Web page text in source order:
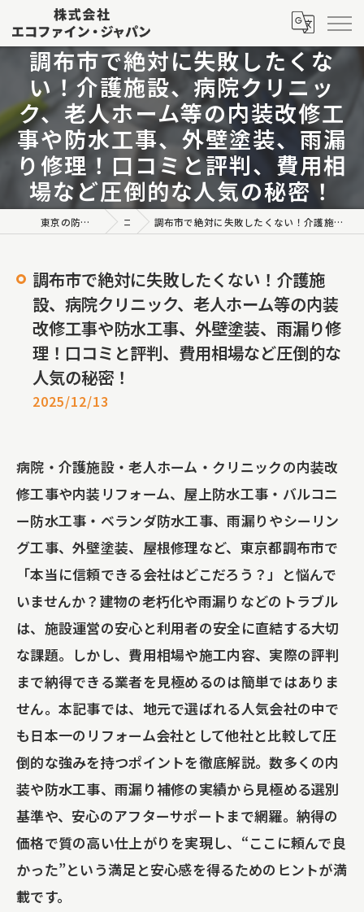
調布市で絶対に失敗したくな
い！介護施設、病院クリニッ
ク、老人ホーム等の内装改修工
事や防水工事、外壁塗装、雨漏
り修理！口コミと評判、費用相
場など圧倒的な人気の秘密！
東京の防水工事なら株式会社エコファイン・ジャパン コラム 調布市で絶対に失敗したくない！介護施設、病院クリニック、老人ホーム等の内装改修工事や防水工事、外壁塗装、雨漏り修理！口コミと評判、費用相場など圧倒的な人気の秘密！
調布市で絶対に失敗したくない！介護施
設、病院クリニック、老人ホーム等の内装
改修工事や防水工事、外壁塗装、雨漏り修
理！口コミと評判、費用相場など圧倒的な
人気の秘密！
2025/12/13
病院・介護施設・老人ホーム・クリニックの内装改
修工事や内装リフォーム、屋上防水工事・バルコニ
ー防水工事・ベランダ防水工事、雨漏りやシーリン
グ工事、外壁塗装、屋根修理など、東京都調布市で
「本当に信頼できる会社はどこだろう？」と悩んで
いませんか？建物の老朽化や雨漏りなどのトラブル
は、施設運営の安心と利用者の安全に直結する大切
な課題。しかし、費用相場や施工内容、実際の評判
まで納得できる業者を見極めるのは簡単ではありま
せん。本記事では、地元で選ばれる人気会社の中で
も日本一のリフォーム会社として他社と比較して圧
倒的な強みを持つポイントを徹底解説。数多くの内
装や防水工事、雨漏り補修の実績から見極める選別
基準や、安心のアフターサポートまで網羅。納得の
価格で質の高い仕上がりを実現し、“ここに頼んで良
かった”という満足と安心感を得るためのヒントが満
載です。